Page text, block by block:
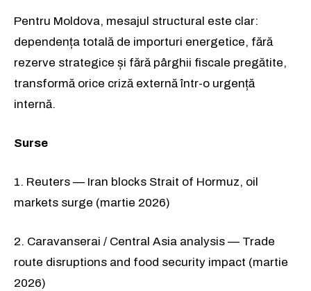
Pentru Moldova, mesajul structural este clar:
dependența totală de importuri energetice, fără
rezerve strategice și fără pârghii fiscale pregătite,
transformă orice criză externă într-o urgență
internă.
Surse
1. Reuters — Iran blocks Strait of Hormuz, oil
markets surge (martie 2026)
2. Caravanserai / Central Asia analysis — Trade
route disruptions and food security impact (martie
2026)